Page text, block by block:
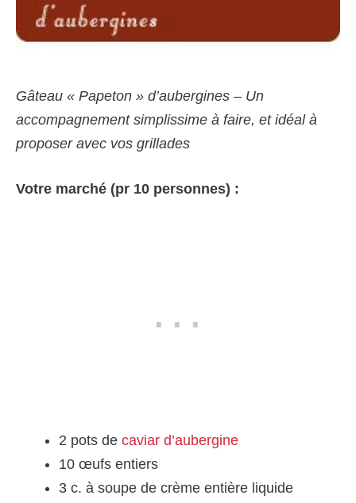
Gâteau « Papeton » d’aubergines – Un
accompagnement simplissime à faire, et idéal à
proposer avec vos grillades
Votre marché (pr 10 personnes) :
2 pots de caviar d’aubergine
10 œufs entiers
3 c. à soupe de crème entière liquide